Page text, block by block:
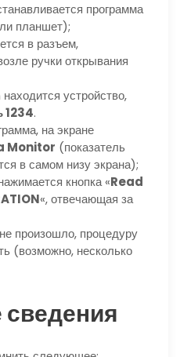
программа
планшет);
в разъем,
ручки открывания
устройство,
1234.
на экране
Monitor (показатель
в самом низу экрана);
кнопка «Read
«, отвечающая за
произошло, процедуру
(возможно, несколько